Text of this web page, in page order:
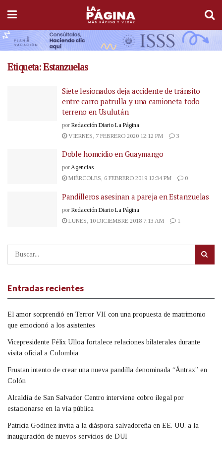
Etiqueta:Estanzuelas
Siete lesionados deja accidente de tránsito
entre carro patrulla y una camioneta todo
terreno en Usulután
por Redacción Diario La Página
VIERNES, 7 FEBRERO 2020 12:12 PM
3
Doble homcidio en Guaymango
por Agencias
MIÉRCOLES, 6 FEBRERO 2019 12:34 PM
0
Pandilleros asesinan a pareja en Estanzuelas
por Redacción Diario La Página
LUNES, 10 DICIEMBRE 2018 7:13 AM
1
Entradas recientes
El amor sorprendió en Terror VII con una propuesta de matrimonio
que emocionó a los asistentes
Vicepresidente Félix Ulloa fortalece relaciones bilaterales durante
visita oficial a Colombia
Frustan intento de crear una nueva pandilla denominada “Ántrax” en
Colón
Alcaldía de San Salvador Centro interviene cobro ilegal por
estacionarse en la vía pública
Patricia Godínez invita a la diáspora salvadoreña en EE. UU. a la
inauguración de nuevos servicios de DUI